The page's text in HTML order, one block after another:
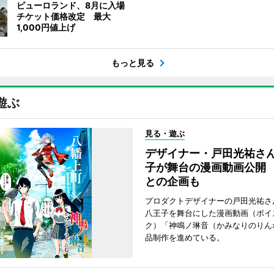
ピューロランド、8月に入場
チケット価格改定 最大
1,000円値上げ
もっと見る
ぶ
見る・遊ぶ
デザイナー・戸田光祐さ
子が舞台の漫画動画公
との企画も
プロダクトデザイナーの戸田光祐
八王子を舞台にした漫画動画（ボ
ク）「神鳴ノ琳音（かみなりのり
品制作を進めている。